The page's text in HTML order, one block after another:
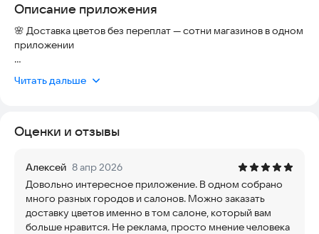
Описание приложения
🌸 Доставка цветов без переплат — сотни магазинов в одном
приложении
честной ценой? Наше приложение — это агрегатор всех
✅ Быстрая доставка цветов — закажите букет сегодня, и
курьер приедет в течение часа или к выбранному вами
времени.
Читать дальше
Оценки и отзывы
Алексей 8 апр 2026
Довольно интересное приложение. В одном собрано
много разных городов и салонов. Можно заказать
доставку цветов именно в том салоне, который вам
больше нравится. Не реклама, просто мнение человека